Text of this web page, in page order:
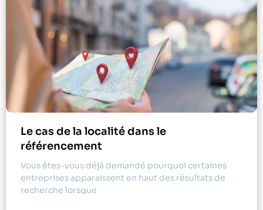
Le cas de la localité dans le
référencement
Vous êtes-vous déjà demandé pourquoi certaines
entreprises apparaissent en haut des résultats de
recherche lorsque